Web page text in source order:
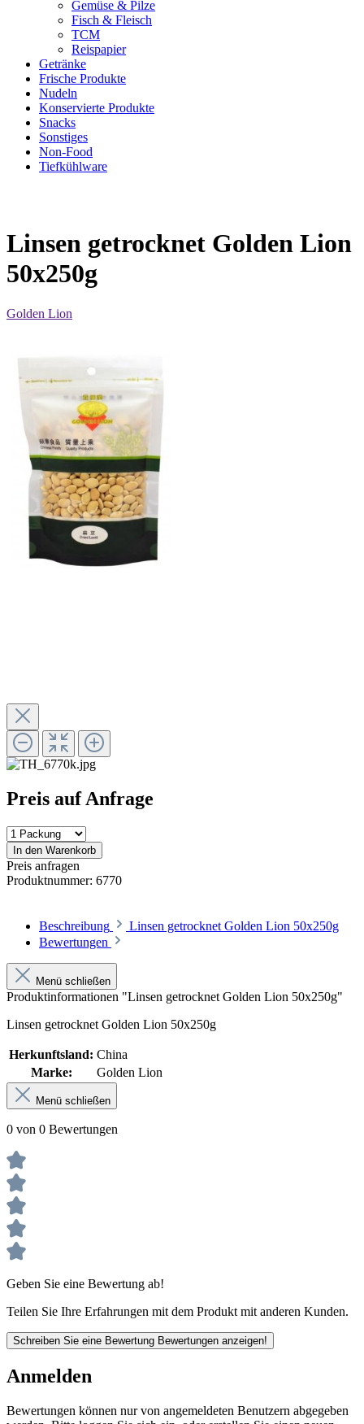
Gemüse & Pilze
Fisch & Fleisch
TCM
Reispapier
Getränke
Frische Produkte
Nudeln
Konservierte Produkte
Snacks
Sonstiges
Non-Food
Tiefkühlware
Linsen getrocknet Golden Lion
50x250g
Golden Lion
Preis auf Anfrage
In den Warenkorb
Preis anfragen
Produktnummer: 6770
Beschreibung
Linsen getrocknet Golden Lion 50x250g
Bewertungen
Menü schließen
Produktinformationen "Linsen getrocknet Golden Lion 50x250g"
Linsen getrocknet Golden Lion 50x250g
Herkunftsland: China
Marke:
Golden Lion
Menü schließen
0 von 0 Bewertungen
Geben Sie eine Bewertung ab!
Teilen Sie Ihre Erfahrungen mit dem Produkt mit anderen Kunden.
Schreiben Sie eine Bewertung Bewertungen anzeigen!
Anmelden
Bewertungen können nur von angemeldeten Benutzern abgegeben